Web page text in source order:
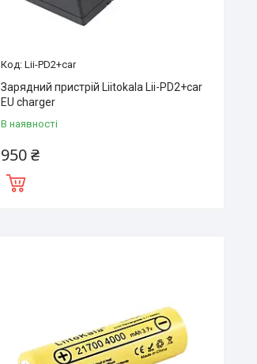
Lii-PD2+car
Зарядний пристрій Liitokala Lii-PD2+car
EU charger
В наявності
950 ₴